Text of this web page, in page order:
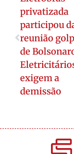
privatizada
participou
reunião
de
exigem a
demissão